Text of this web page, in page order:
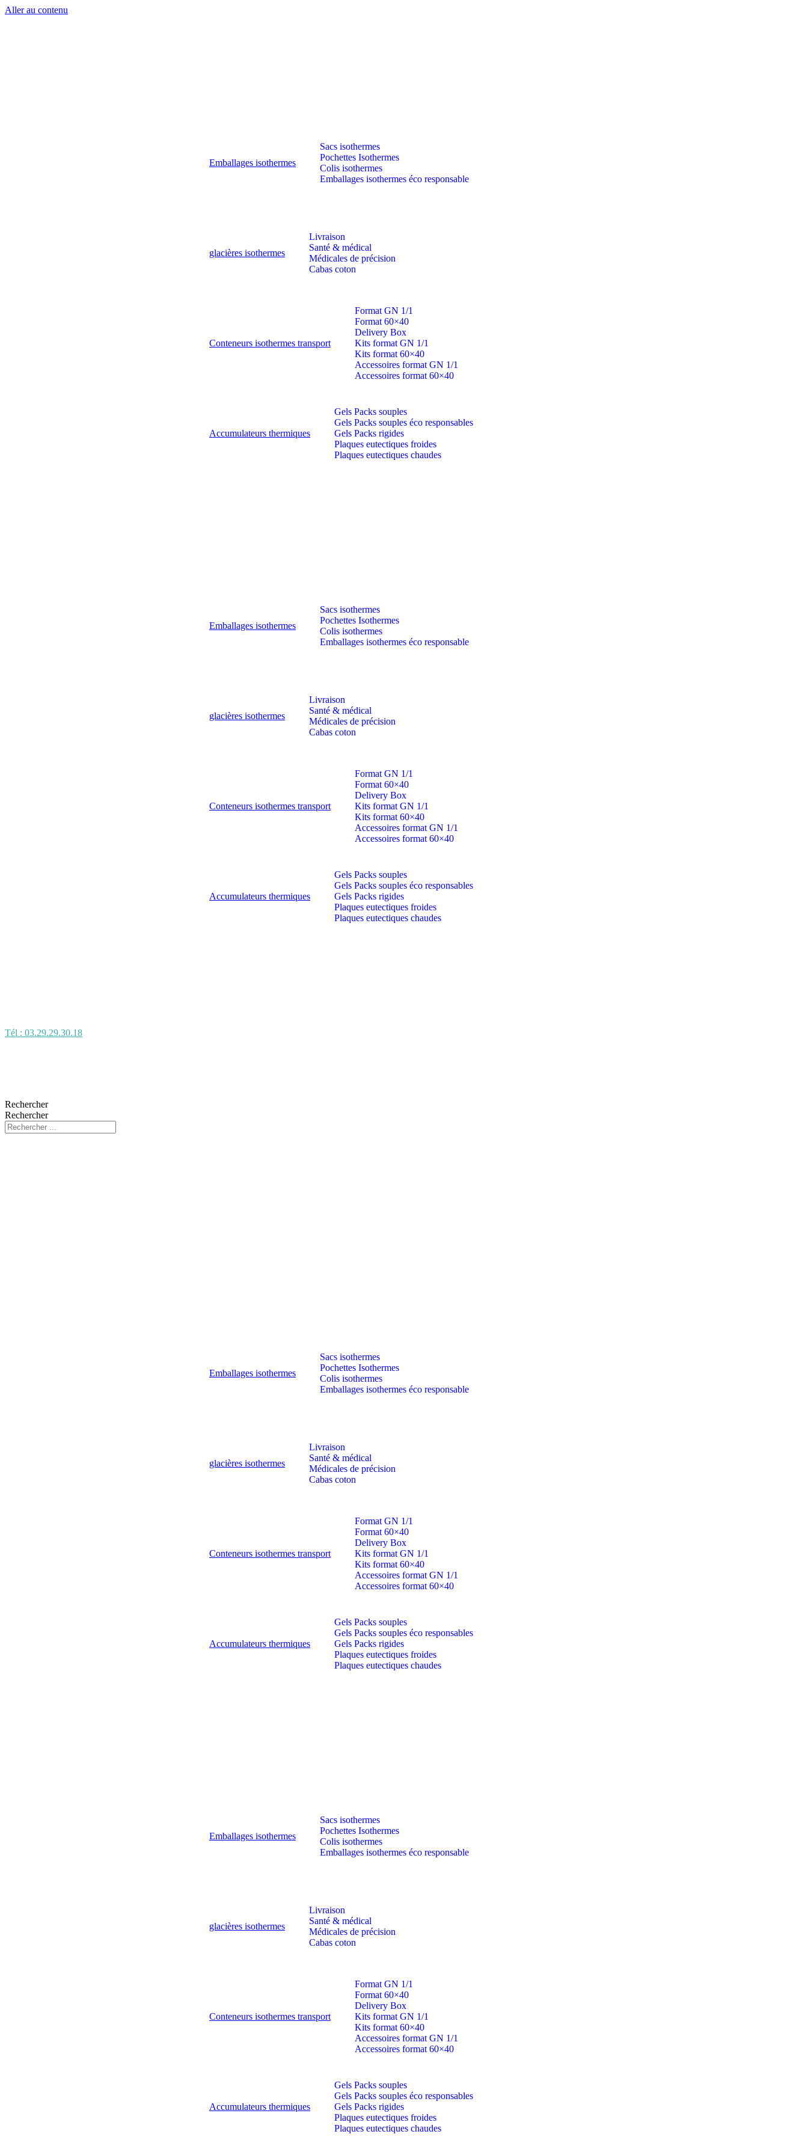
Aller au contenu
Emballages isothermes
Sacs isothermes
Pochettes Isothermes
Colis isothermes
Emballages isothermes éco responsable
glacières isothermes
Livraison
Santé & médical
Médicales de précision
Cabas coton
Conteneurs isothermes transport
Format GN 1/1
Format 60×40
Delivery Box
Kits format GN 1/1
Kits format 60×40
Accessoires format GN 1/1
Accessoires format 60×40
Accumulateurs thermiques
Gels Packs souples
Gels Packs souples éco responsables
Gels Packs rigides
Plaques eutectiques froides
Plaques eutectiques chaudes
Emballages isothermes
Sacs isothermes
Pochettes Isothermes
Colis isothermes
Emballages isothermes éco responsable
glacières isothermes
Livraison
Santé & médical
Médicales de précision
Cabas coton
Conteneurs isothermes transport
Format GN 1/1
Format 60×40
Delivery Box
Kits format GN 1/1
Kits format 60×40
Accessoires format GN 1/1
Accessoires format 60×40
Accumulateurs thermiques
Gels Packs souples
Gels Packs souples éco responsables
Gels Packs rigides
Plaques eutectiques froides
Plaques eutectiques chaudes
Tél : 03.29.29.30.18
Rechercher
Rechercher
Emballages isothermes
Sacs isothermes
Pochettes Isothermes
Colis isothermes
Emballages isothermes éco responsable
glacières isothermes
Livraison
Santé & médical
Médicales de précision
Cabas coton
Conteneurs isothermes transport
Format GN 1/1
Format 60×40
Delivery Box
Kits format GN 1/1
Kits format 60×40
Accessoires format GN 1/1
Accessoires format 60×40
Accumulateurs thermiques
Gels Packs souples
Gels Packs souples éco responsables
Gels Packs rigides
Plaques eutectiques froides
Plaques eutectiques chaudes
Emballages isothermes
Sacs isothermes
Pochettes Isothermes
Colis isothermes
Emballages isothermes éco responsable
glacières isothermes
Livraison
Santé & médical
Médicales de précision
Cabas coton
Conteneurs isothermes transport
Format GN 1/1
Format 60×40
Delivery Box
Kits format GN 1/1
Kits format 60×40
Accessoires format GN 1/1
Accessoires format 60×40
Accumulateurs thermiques
Gels Packs souples
Gels Packs souples éco responsables
Gels Packs rigides
Plaques eutectiques froides
Plaques eutectiques chaudes